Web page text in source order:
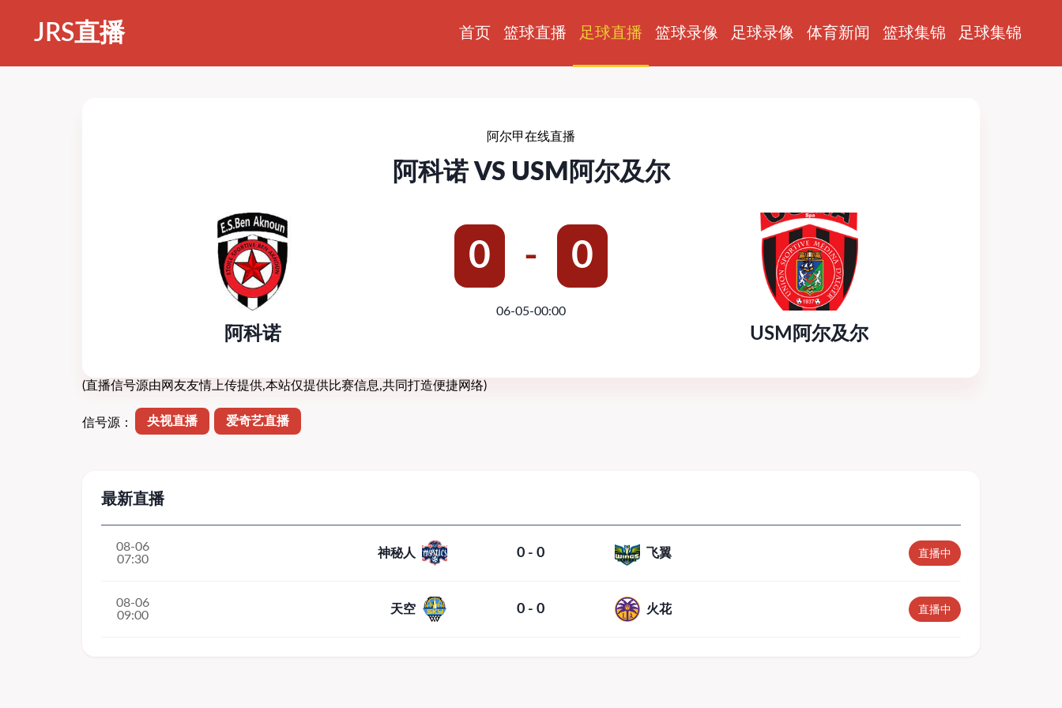
JRS直播 首页 篮球直播 足球直播 篮球录像 足球录像 体育新闻 篮球集锦 足球集锦
阿尔甲在线直播
阿科诺 VS USM阿尔及尔
阿科诺
0 - 0
06-05-00:00
USM阿尔及尔
(直播信号源由网友友情上传提供,本站仅提供比赛信息,共同打造便捷网络)
信号源： 央视直播 爱奇艺直播
最新直播
08-06
07:30
神秘人 0 - 0 飞翼 直播中
08-06
09:00
天空 0 - 0 火花 直播中